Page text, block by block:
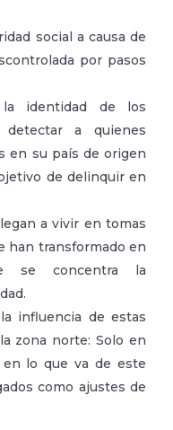
social a causa de
por pasos
identidad de los
detectar a quienes
en su país de origen
de delinquir en
a vivir en tomas
han transformado en
se concentra la
influencia de estas
zona norte: Solo en
en lo que va de este
como ajustes de